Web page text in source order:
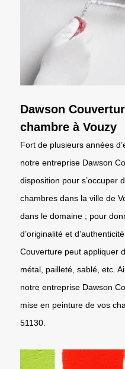
Dawson
chambre à Vouzy
Fort de plusieurs années
notre entreprise Dawson
disposition pour s’occuper
chambres dans la ville de
dans le domaine ; pour
d’originalité et
Couverture peut appliquer
métal, pailleté, sablé, etc.
notre entreprise Dawson
mise en peinture de vos
51130.